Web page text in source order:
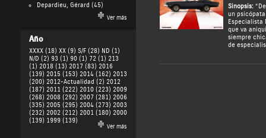
Depardieu, Gérard (45)
Ver más
Año
XXXX (18) XX (9) S/F (28) ND (1)
N/D (2) 93 (1) 90 (1) 72 (1) 213
(1) 2018 (13) 2017 (83) 2016
(139) 2015 (153) 2014 (162) 2013
(200) 2012-Actualidad (2) 2012
(187) 2011 (222) 2010 (223) 2009
(268) 2008 (292) 2007 (281) 2006
(335) 2005 (295) 2004 (273) 2003
(232) 2002 (212) 2001 (180) 2000
(139) 1999 (139)
Ver más
Sinopsis:
un
Especialista
que va
siempre
de